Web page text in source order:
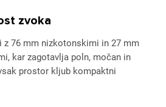
zvoka
76 mm nizkotonskimi in 27 mm
kar zagotavlja poln, močan in
prostor kljub kompaktni